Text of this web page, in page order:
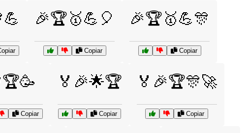
🎉🏆🥇💪🎈
Copiar
🎉🏆🥇💪🎊
Copiar
Copiar
🏅🎉🌟🏆
Copiar
🏅🎉🏆🎊🚀
Copiar